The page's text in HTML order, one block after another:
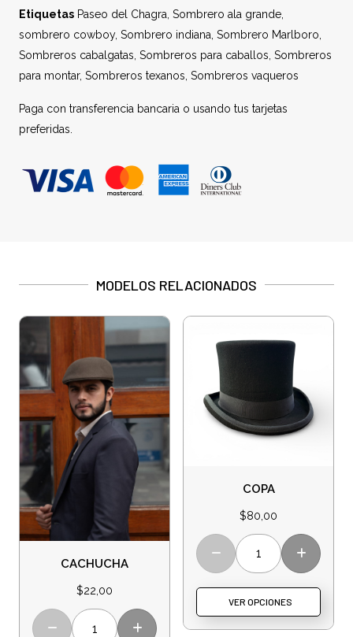
Etiquetas Paseo del Chagra, Sombrero ala grande,
sombrero cowboy, Sombrero indiana, Sombrero Marlboro,
Sombreros cabalgatas, Sombreros para caballos, Sombreros
para montar, Sombreros texanos, Sombreros vaqueros
Paga con transferencia bancaria o usando tus tarjetas
preferidas.
MODELOS RELACIONADOS
CACHUCHA
$22,00
COPA
$80,00
VER OPCIONES